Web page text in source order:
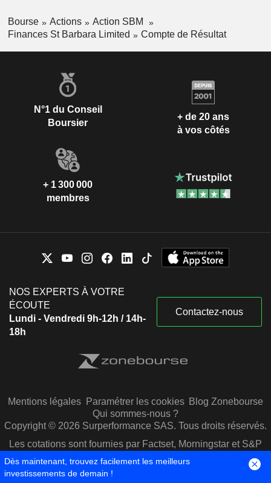
Bourse Actions
Action SBM
Finances St Barbara Limited
Compte de Résultat
N°1 du Conseil
Boursier
+ de 20 ans
à vos côtés
+ 1 300 000
membres
NOS EXPERTS À VOTRE
ÉCOUTE
Lundi - Vendredi 9h-12h / 14h-
18h
Contactez-nous
Mentions légales Paramétrer les cookies Blog Zonebourse
Qui sommes-nous ?
Copyright © 2026 Surperformance SAS. Tous droits réservés.
Les cotations sont fournies par Factset, Morningstar et S&P
Capital IQ
Dès maintenant, trouvez facilement les meilleurs
investissements de demain !